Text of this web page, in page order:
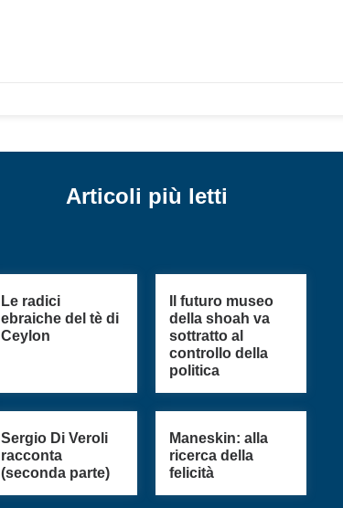
Articoli più letti
Le radici
ebraiche del tè di
Ceylon
Il futuro museo
della shoah va
sottratto al
controllo della
politica
Sergio Di Veroli
racconta
(seconda parte)
Maneskin: alla
ricerca della
felicità